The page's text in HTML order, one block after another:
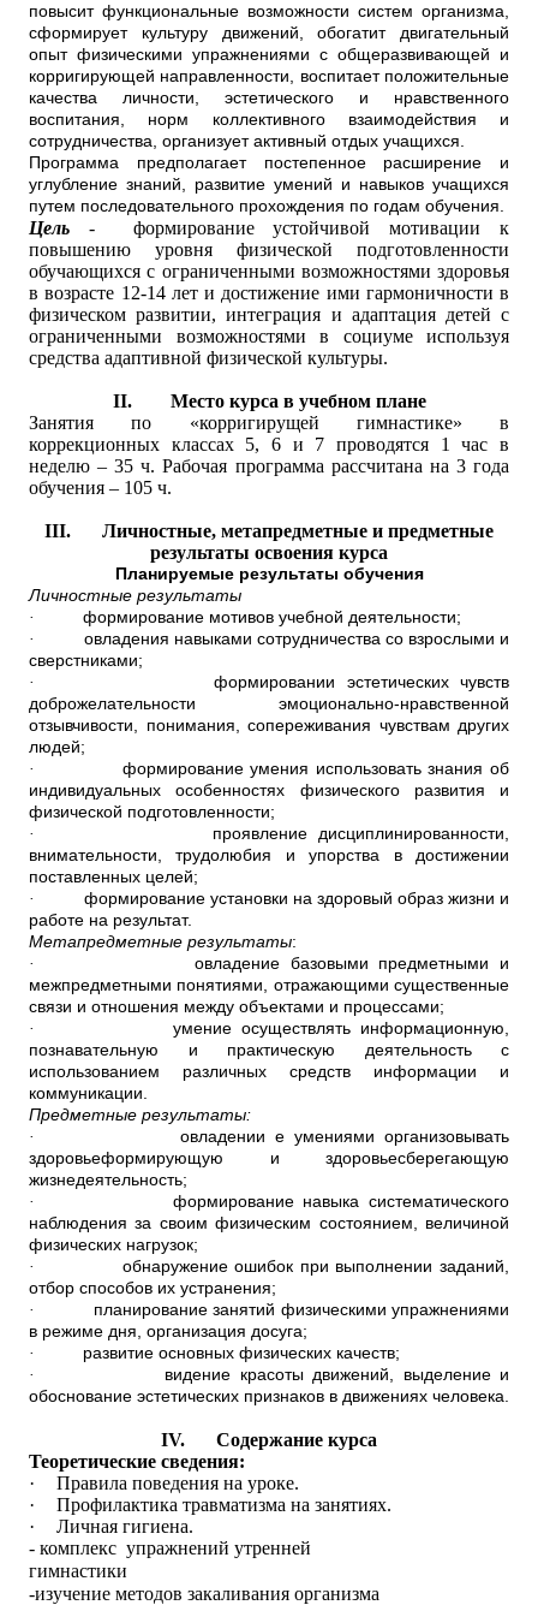
повысит функциональные возможности систем организма,
сформирует культуру движений, обогатит двигательный
опыт физическими упражнениями с общеразвивающей и
корригирующей направленности, воспитает положительные
качества личности, эстетического и нравственного
воспитания, норм коллективного взаимодействия и
сотрудничества, организует активный отдых учащихся.
Программа предполагает постепенное расширение и
углубление знаний, развитие умений и навыков учащихся
путем последовательного прохождения по годам обучения.
Цель - формирование устойчивой мотивации к
повышению уровня физической подготовленности
обучающихся с ограниченными возможностями здоровья
в возрасте 12-14 лет и достижение ими гармоничности в
физическом развитии, интеграция и адаптация детей с
ограниченными возможностями в социуме используя
средства адаптивной физической культуры.
II.
Место курса в учебном плане
Занятия по «корригирущей гимнастике» в
коррекционных классах 5, 6 и 7 проводятся 1 час в
неделю – 35 ч. Рабочая программа рассчитана на 3 года
обучения – 105 ч.
III.
Личностные, метапредметные и предметные
результаты освоения курса
Планируемые результаты обучения
Личностные результаты
·
формирование мотивов учебной деятельности;
·
овладения навыками сотрудничества со взрослыми и
сверстниками;
·
формировании эстетических чувств
доброжелательности эмоционально-нравственной
отзывчивости, понимания, сопереживания чувствам других
людей;
·
формирование умения использовать знания об
индивидуальных особенностях физического развития и
физической подготовленности;
·
проявление дисциплинированности,
внимательности, трудолюбия и упорства в достижении
поставленных целей;
·
формирование установки на здоровый образ жизни и
работе на результат.
Метапредметные результаты:
·
овладение базовыми предметными и
межпредметными понятиями, отражающими существенные
связи и отношения между объектами и процессами;
·
умение осуществлять информационную,
познавательную и практическую деятельность с
использованием различных средств информации и
коммуникации.
Предметные результаты:
·
овладении е умениями организовывать
здоровьеформирующую и здоровьесберегающую
жизнедеятельность;
·
формирование навыка систематического
наблюдения за своим физическим состоянием, величиной
физических нагрузок;
·
обнаружение ошибок при выполнении заданий,
отбор способов их устранения;
·
планирование занятий физическими упражнениями
в режиме дня, организация досуга;
·
развитие основных физических качеств;
·
видение красоты движений, выделение и
обоснование эстетических признаков в движениях человека.
IV.
Содержание курса
Теоретические сведения:
·
Правила поведения на уроке.
·
Профилактика травматизма на занятиях.
·
Личная гигиена.
- комплекс упражнений утренней
гимнастики
-изучение методов закаливания организма